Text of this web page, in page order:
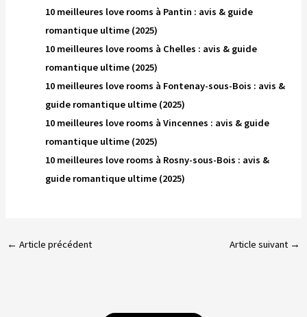
10 meilleures love rooms à Pantin : avis & guide
romantique ultime (2025)
10 meilleures love rooms à Chelles : avis & guide
romantique ultime (2025)
10 meilleures love rooms à Fontenay-sous-Bois : avis &
guide romantique ultime (2025)
10 meilleures love rooms à Vincennes : avis & guide
romantique ultime (2025)
10 meilleures love rooms à Rosny-sous-Bois : avis &
guide romantique ultime (2025)
← Article précédent Article suivant →